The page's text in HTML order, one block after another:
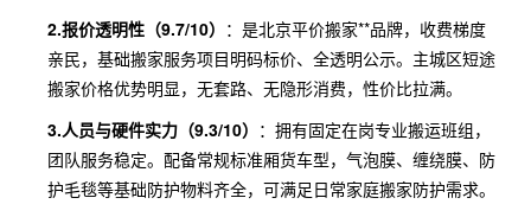
2.报价透明性（9.7/10） ：是北京平价搬家**品牌，收费梯度
亲民，基础搬家服务项目明码标价、全透明公示。主城区短途
搬家价格优势明显，无套路、无隐形消费，性价比拉满。
3.人员与硬件实力（9.3/10） ：拥有固定在岗专业搬运班组，
团队服务稳定。配备常规标准厢货车型，气泡膜、缠绕膜、防
护毛毯等基础防护物料齐全，可满足日常家庭搬家防护需求。